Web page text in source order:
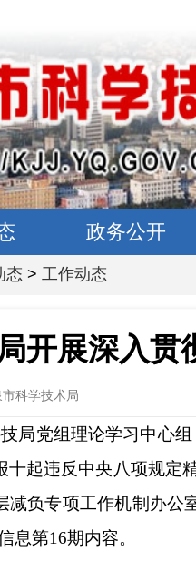
政务公开
态 > 工作动态
开展深入贯
市科学技术局
局党组理论学习中心
十起违反中央八项规定
减负专项工作机制办
息第16期内容。